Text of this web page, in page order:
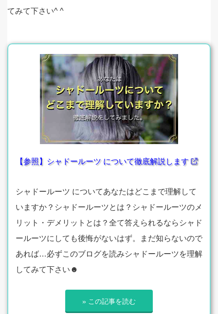
てみて下さい^ ^
【参照】シャドールーツ について徹底解説します
シャドールーツ についてあなたはどこまで理解して
いますか？シャドールーツとは？シャドールーツのメ
リット・デメリットとは？全て答えられるならシャド
ールーツにしても後悔がないはず。まだ知らないので
あれば…必ずこのブログを読みシャドールーツを理解
してみて下さい☻
» この記事を読む